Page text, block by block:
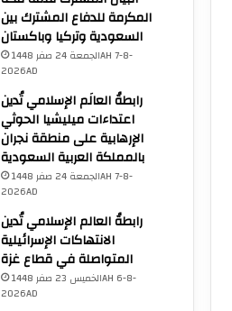
المكرمة للدفاع المشترك بين
السعودية وتركيا وباكستان
الجمعة 24 صفر 1448AH 7-8-
2026AD
رابطةُ العالَم الإسلامي تُدين
اعتداءات ميليشيا الحوثي
الإرهابية على منطقة نجران
بالمملكة العربية السعودية
الجمعة 24 صفر 1448AH 7-8-
2026AD
رابطةُ العالم الإسلامي تُدين
الانتهاكات الإسرائيلية
المتواصلة في قطاع غزة
الخميس 23 صفر 1448AH 6-8-
2026AD